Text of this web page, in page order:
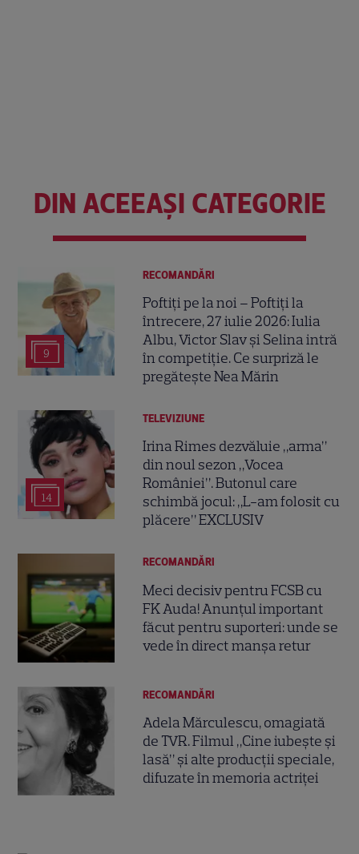
DIN ACEEAȘI CATEGORIE
9
RECOMANDĂRI
Poftiți pe la noi – Poftiți la
întrecere, 27 iulie 2026: Iulia
Albu, Victor Slav și Selina intră
în competiție. Ce surpriză le
pregătește Nea Mărin
14
TELEVIZIUNE
Irina Rimes dezvăluie „arma”
din noul sezon „Vocea
României”. Butonul care
schimbă jocul: „L-am folosit cu
plăcere” EXCLUSIV
RECOMANDĂRI
Meci decisiv pentru FCSB cu
FK Auda! Anunțul important
făcut pentru suporteri: unde se
vede în direct manșa retur
RECOMANDĂRI
Adela Mărculescu, omagiată
de TVR. Filmul „Cine iubește și
lasă” și alte producții speciale,
difuzate în memoria actriței